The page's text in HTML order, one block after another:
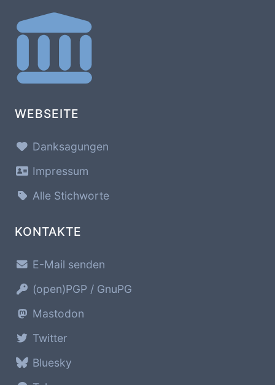
WEBSEITE
Danksagungen
Impressum
Alle Stichworte
KONTAKTE
E-Mail senden
(open)PGP / GnuPG
Mastodon
Twitter
Bluesky